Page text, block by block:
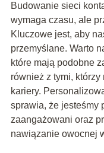
Budowanie sieci
wymaga czasu, ale
Kluczowe jest, aby
przemyślane. Warto
które mają podobne
również z tymi,
kariery.
sprawia, że jesteśmy
zaangażowani oraz
nawiązanie owocnej